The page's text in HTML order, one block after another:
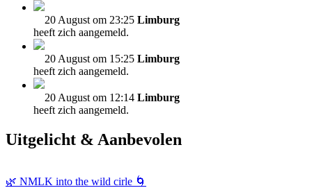
20 August om 23:25 Limburg
heeft zich aangemeld.
20 August om 15:25 Limburg
heeft zich aangemeld.
20 August om 12:14 Limburg
heeft zich aangemeld.
Uitgelicht & Aanbevolen
🌿 NMLK into the wild cirle 🌀